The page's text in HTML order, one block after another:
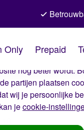
De cookies
gebruiken cookies op
nog beter wordt.
partijen plaatsen
wij je persoonlijke
jecookie-
Only Prepaid